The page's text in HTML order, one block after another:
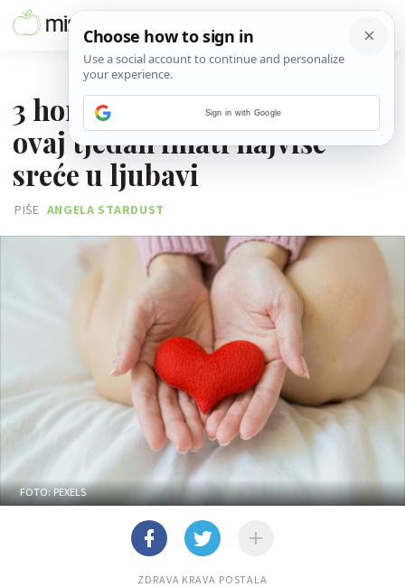
3 horoskopska znaka koja će
ovaj tjedan imati najviše
sreće u ljubavi
PIŠE ANGELA STARDUST
FOTO: PEXELS
ZDRAVA KRAVA POSTALA
Sign in with Google